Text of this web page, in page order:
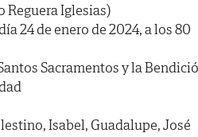
Reguera Iglesias)
24 de enero de 2024, a los 80
Sacramentos y la
Isabel, Guadalupe, José